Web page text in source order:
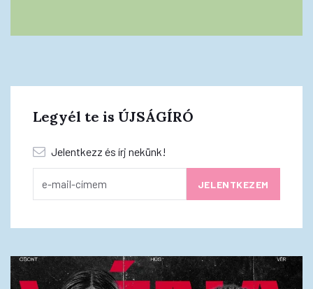
Legyél te is ÚJSÁGÍRÓ
Jelentkezz és írj nekünk!